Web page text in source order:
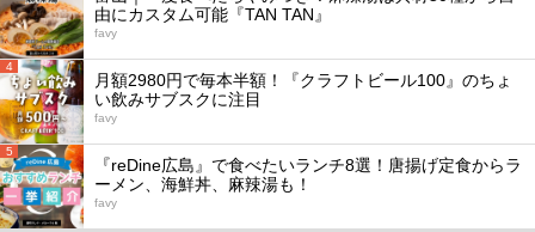
由にカスタム可能『TAN TAN』
favy
4
月額2980円で毎本半額！『クラフトビール100』のちょ
い飲みサブスクに注目
favy
5
『reDine広島』で食べたいランチ8選！唐揚げ定食からラ
ーメン、海鮮丼、麻辣湯も！
favy